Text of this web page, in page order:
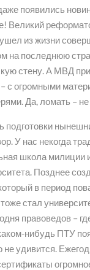
появились
Великий
из жизни
на последнюю
стену. А МВД
с огромными
Да, ломать – не
подготовки
У нас некогда
школа милиции
Позднее
в период
стал
правоведов –
нибудь ПТУ
не удивится.